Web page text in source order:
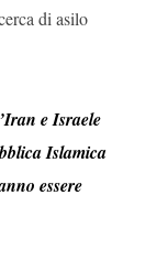
di asilo
e Israele
Islamica
essere